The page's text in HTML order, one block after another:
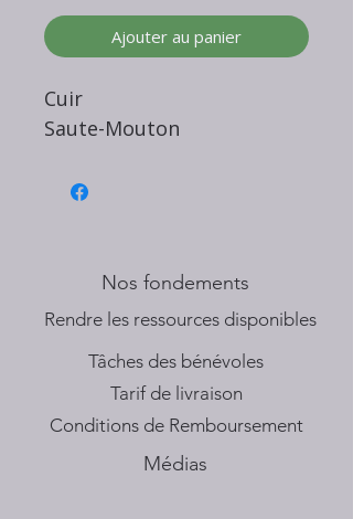
Ajouter au panier
Cuir
Saute-Mouton
Nos fondements
​Rendre les ressources disponibles
Tâches des bénévoles
Tarif de livraison
Conditions de Remboursement
Médias